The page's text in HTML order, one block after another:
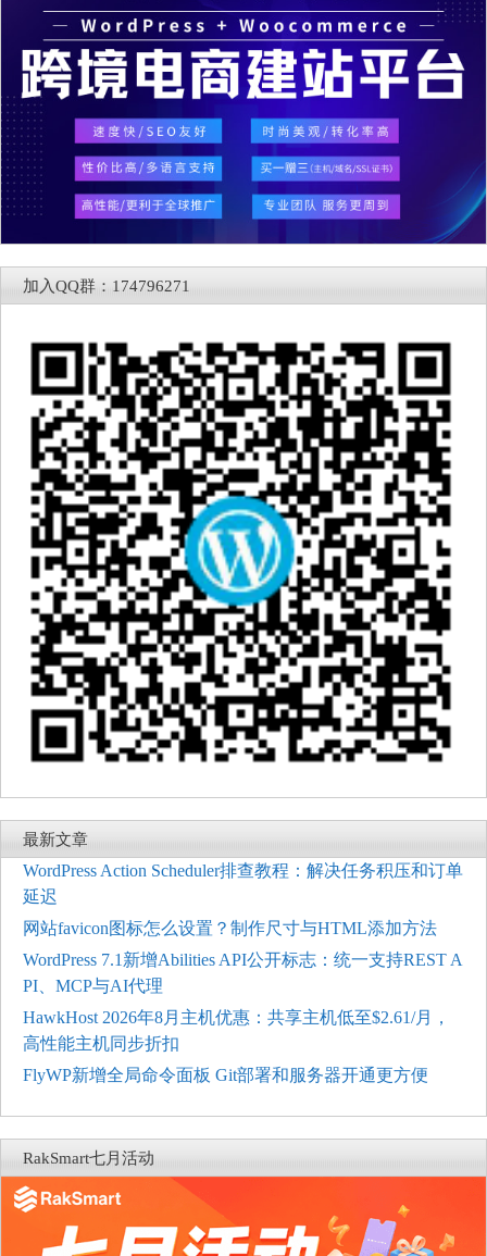
加入QQ群：174796271
最新文章
WordPress Action Scheduler排查教程：解决任务积压和订单
延迟
网站favicon图标怎么设置？制作尺寸与HTML添加方法
WordPress 7.1新增Abilities API公开标志：统一支持REST A
PI、MCP与AI代理
HawkHost 2026年8月主机优惠：共享主机低至$2.61/月，
高性能主机同步折扣
FlyWP新增全局命令面板 Git部署和服务器开通更方便
RakSmart七月活动